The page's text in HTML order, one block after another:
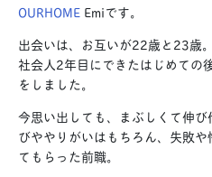
OURHOME Emiです。
出会いは、お互いが22歳と23歳。
社会人2年目にできたはじめての後
をしました。
今思い出しても、まぶしくて伸
びややりがいはもちろん、失敗
てもらった前職。